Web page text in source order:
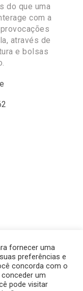
do que uma
com a
através de
e bolsas
fornecer uma
preferências e
concorda com o
um
pode visitar